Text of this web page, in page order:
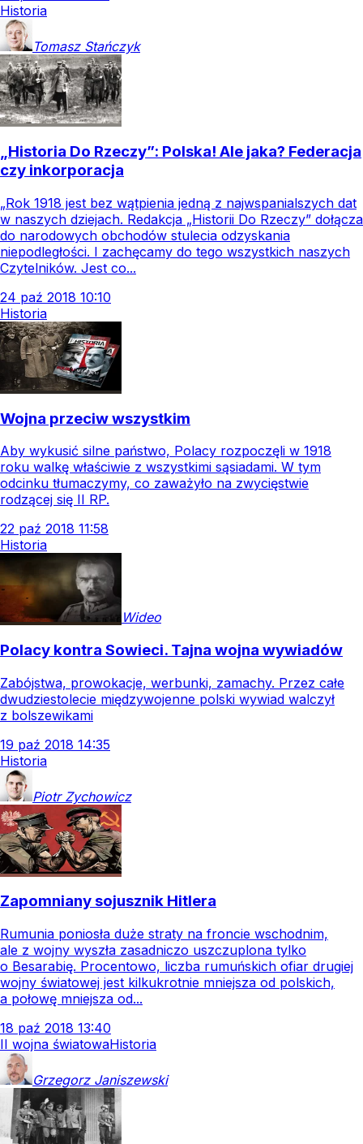
Historia
Tomasz Stańczyk
„Historia Do Rzeczy”: Polska! Ale jaka? Federacja
czy inkorporacja
„Rok 1918 jest bez wątpienia jedną z najwspanialszych dat
w naszych dziejach. Redakcja „Historii Do Rzeczy” dołącza
do narodowych obchodów stulecia odzyskania
niepodległości. I zachęcamy do tego wszystkich naszych
Czytelników. Jest co...
24 paź 2018 10:10
Historia
Wojna przeciw wszystkim
Aby wykusić silne państwo, Polacy rozpoczęli w 1918
roku walkę właściwie z wszystkimi sąsiadami. W tym
odcinku tłumaczymy, co zaważyło na zwycięstwie
rodzącej się II RP.
22 paź 2018 11:58
Historia
Wideo
Polacy kontra Sowieci. Tajna wojna wywiadów
Zabójstwa, prowokacje, werbunki, zamachy. Przez całe
dwudziestolecie międzywojenne polski wywiad walczył
z bolszewikami
19 paź 2018 14:35
Historia
Piotr Zychowicz
Zapomniany sojusznik Hitlera
Rumunia poniosła duże straty na froncie wschodnim,
ale z wojny wyszła zasadniczo uszczuplona tylko
o Besarabię. Procentowo, liczba rumuńskich ofiar drugiej
wojny światowej jest kilkukrotnie mniejsza od polskich,
a połowę mniejsza od...
18 paź 2018 13:40
II wojna światowaHistoria
Grzegorz Janiszewski